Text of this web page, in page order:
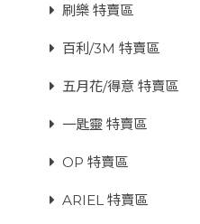
刷樂 特賣區
百利/3M 特賣區
五月花/得意 特賣區
一匙靈 特賣區
OP 特賣區
ARIEL 特賣區